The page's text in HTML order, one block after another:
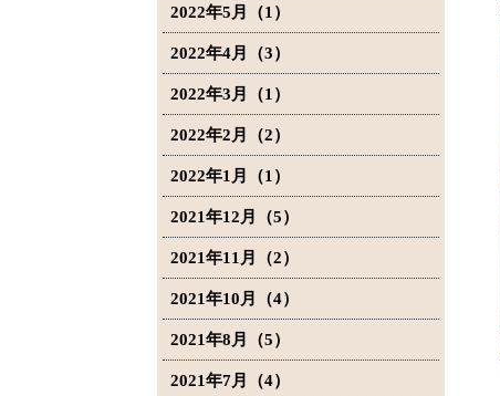
2022年5月（1）
2022年4月（3）
2022年3月（1）
2022年2月（2）
2022年1月（1）
2021年12月（5）
2021年11月（2）
2021年10月（4）
2021年8月（5）
2021年7月（4）